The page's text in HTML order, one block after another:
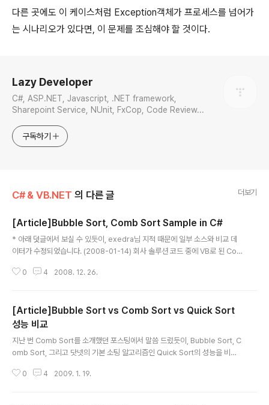
다른 곳에도 이 케이스처럼 Exception객체가 프로세스를 넘어가
는 시나리오가 있다면, 이 문제를 조심해야 할 것이다.
Lazy Developer
C#, ASP.NET, Javascript, .NET framework,
Sharepoint Service, NUnit, FxCop, Code Review...
구독하기
C# & VB.NET 의 다른 글 더보기
[Article]Bubble Sort, Comb Sort Sample in C#
* 아래 덧글에서 보실 수 있듯이, exedra님 지적 때문에 일부 소스와 비교 데
이터가 수정되었습니다. (2008-01-14) 회사 솔루션 코드 중에 VB로 된 Co
인 Bubble Sort와 성능 차이가 얼마나 되나 비교도 해 봤습니다. Comb Sort
ric; using System.Linq; using System.Text; namespace SortingSa
mple { class Program { static void Main(stri..
0 4 2008. 12. 26.
[Article]Bubble Sort vs Comb Sort vs Quick Sort
성능 비교
지난 번 Comb Sort를 소개했던 포스팅에서 말씀 드렸듯이, Bubble Sort, C
omb Sort, 그리고 닷넷의 기본 소팅 알고리즘인 Quick Sort의 성능을 비교
추가한 것 뿐입니다. 그리고 Quick Sort도 따로 구현한 것이 아니라 닷넷의 S
0 4 2009. 1. 19.